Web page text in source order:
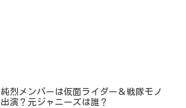
純烈メンバーは仮面ライダー＆戦隊モノ
出演？元ジャニーズは誰？